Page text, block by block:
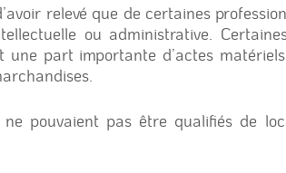
relevé que de certaines
ou administrative.
une part importante d’actes
pouvaient pas être qualifiés de